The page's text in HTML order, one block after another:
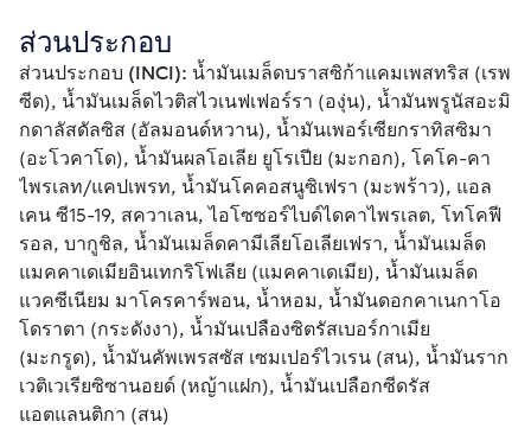
ส่วนประกอบ
ส่วนประกอบ (INCI): น้ำมันเมล็ดบราสซิก้าแคมเพสทริส (เรพ
ซีด), น้ำมันเมล็ดไวติสไวเนฟเฟอร์รา (องุ่น), น้ำมันพรูนัสอะมิ
กดาลัสดัลซิส (อัลมอนด์หวาน), น้ำมันเพอร์เซียกราทิสซิมา
(อะโวคาโด), น้ำมันผลโอเลีย ยูโรเปีย (มะกอก), โคโค-คา
ไพรเลท/แคปเพรท, น้ำมันโคคอสนูซิเฟรา (มะพร้าว), แอล
เคน ซี15-19, สควาเลน, ไอโซซอร์ไบด์ไดคาไพรเลต, โทโคฟี
รอล, บากูชิล, น้ำมันเมล็ดคามีเลียโอเลียเฟรา, น้ำมันเมล็ด
แมคคาเดเมียอินเทกริโฟเลีย (แมคคาเดเมีย), น้ำมันเมล็ด
แวคซีเนียม มาโครคาร์พอน, น้ำหอม, น้ำมันดอกคาเนกาโอ
โดราตา (กระดังงา), น้ำมันเปลืองซิตรัสเบอร์กาเมีย
(มะกรูด), น้ำมันคัพเพรสซัส เซมเปอร์ไวเรน (สน), น้ำมันราก
เวติเวเรียซิซานอยด์ (หญ้าแฝก), น้ำมันเปลือกซีดรัส
แอตแลนติกา (สน)